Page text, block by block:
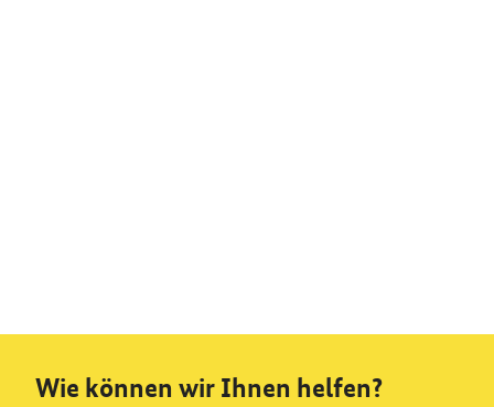
Wie können wir Ihnen helfen?